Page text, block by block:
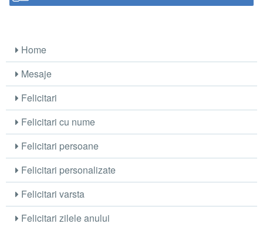
Home
Mesaje
Felicitari
Felicitari cu nume
Felicitari persoane
Felicitari personalizate
Felicitari varsta
Felicitari zilele anului